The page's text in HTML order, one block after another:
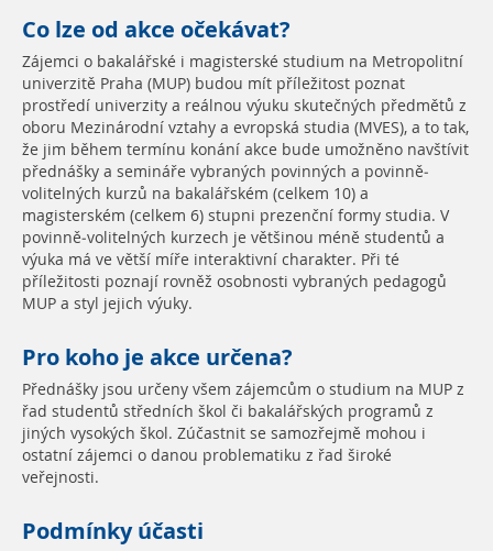
Co lze od akce očekávat?
Zájemci o bakalářské i magisterské studium na Metropolitní
univerzitě Praha (MUP) budou mít příležitost poznat
prostředí univerzity a reálnou výuku skutečných předmětů z
oboru Mezinárodní vztahy a evropská studia (MVES), a to tak,
že jim během termínu konání akce bude umožněno navštívit
přednášky a semináře vybraných povinných a povinně-
volitelných kurzů na bakalářském (celkem 10) a
magisterském (celkem 6) stupni prezenční formy studia. V
povinně-volitelných kurzech je většinou méně studentů a
výuka má ve větší míře interaktivní charakter. Při té
příležitosti poznají rovněž osobnosti vybraných pedagogů
MUP a styl jejich výuky.
Pro koho je akce určena?
Přednášky jsou určeny všem zájemcům o studium na MUP z
řad studentů středních škol či bakalářských programů z
jiných vysokých škol. Zúčastnit se samozřejmě mohou i
ostatní zájemci o danou problematiku z řad široké
veřejnosti.
Podmínky účasti